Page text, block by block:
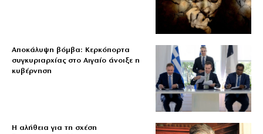
Αποκάλυψη βόμβα: Κερκόπορτα
συγκυριαρχίας στο Αιγαίο άνοιξε η
κυβέρνηση
Η αλήθεια για τη σχέση